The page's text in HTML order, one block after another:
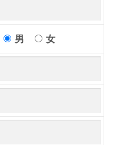
男 女